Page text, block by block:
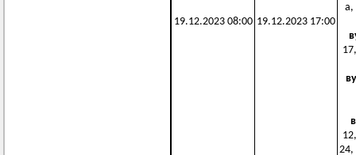
19.12.2023 08:00 19.12.2023 17:00
а,
24,